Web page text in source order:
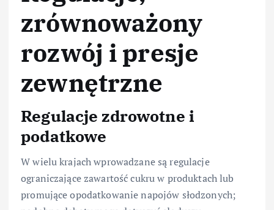
zrównoważony
rozwój i presje
zewnętrzne
Regulacje zdrowotne i
podatkowe
W wielu krajach wprowadzane są regulacje
ograniczające zawartość cukru w produktach lub
promujące opodatkowanie napojów słodzonych;